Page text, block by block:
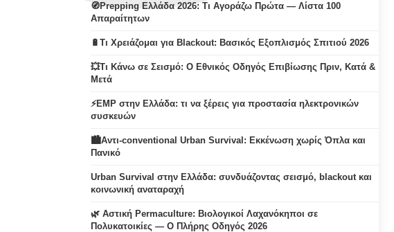
🧭Prepping Ελλάδα 2026: Τι Αγοράζω Πρώτα — Λίστα 100
Απαραίτητων
🔋Τι Χρειάζομαι για Blackout: Βασικός Εξοπλισμός Σπιτιού 2026
💥Τι Κάνω σε Σεισμό: Ο Εθνικός Οδηγός Επιβίωσης Πριν, Κατά &
Μετά
⚡EMP στην Ελλάδα: τι να ξέρεις για προστασία ηλεκτρονικών
συσκευών
🏙️Αντι-conventional Urban Survival: Εκκένωση χωρίς Όπλα και
Πανικό
Urban Survival στην Ελλάδα: συνδυάζοντας σεισμό, blackout και
κοινωνική αναταραχή
🌿 Αστική Permaculture: Βιολογικοί Λαχανόκηποι σε
Πολυκατοικίες — Ο Πλήρης Οδηγός 2026